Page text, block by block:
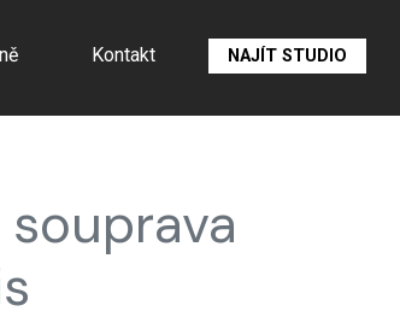
Kontakt NAJÍT STUDIO